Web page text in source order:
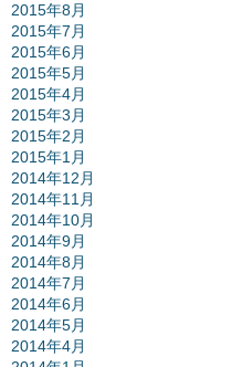
2015年8月
2015年7月
2015年6月
2015年5月
2015年4月
2015年3月
2015年2月
2015年1月
2014年12月
2014年11月
2014年10月
2014年9月
2014年8月
2014年7月
2014年6月
2014年5月
2014年4月